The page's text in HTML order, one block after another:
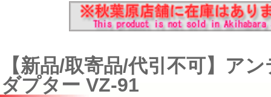
【新品/取寄品/代引不可】ア
ダプター VZ-91